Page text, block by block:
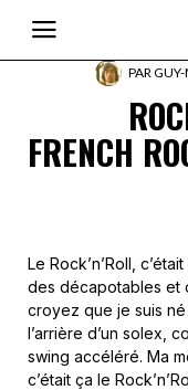
PAR
FRENCH
Le Rock’n’Roll,
des décapotables et
croyez que je suis
l’arrière d’un solex,
swing accéléré. Ma
c’était ça le